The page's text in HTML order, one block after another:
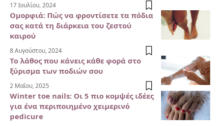
17 Ιουλίου, 2024
Ομορφιά: Πώς να φροντίσετε τα πόδια
σας κατά τη διάρκεια του ζεστού
καιρού
8 Αυγούστου, 2024
Το λάθος που κάνεις κάθε φορά στο
ξύρισμα των ποδιών σου
2 Μαΐου, 2025
Winter toe nails: Οι 5 πιο κομψές ιδέες
για ένα περιποιημένο χειμερινό
pedicure